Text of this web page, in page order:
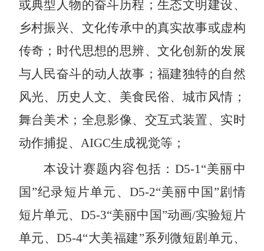
或典型人物的奋斗历程；生态文明建设、
乡村振兴、文化传承中的真实故事或虚构
传奇；时代思想的思辨、文化创新的发展
与人民奋斗的动人故事；福建独特的自然
风光、历史人文、美食民俗、城市风情；
舞台美术；全息影像、交互式装置、实时
动作捕捉、 AIGC生成视觉等；
本设计赛题内容包括： D5-1“美丽中
国”纪录短片单元、 D5-2“美丽中国”剧情
短片单元、D5-3“美丽中国”动画/实验短片
单元、 D5-4“大美福建”系列微短剧单元、